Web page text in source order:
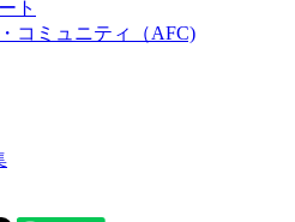
ト
コミュニティ（AFC)